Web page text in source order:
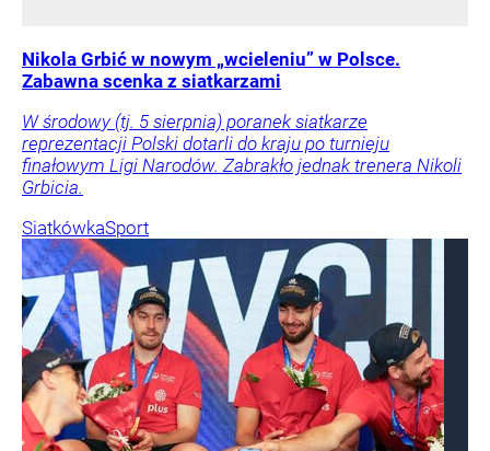
Nikola Grbić w nowym „wcieleniu” w Polsce.
Zabawna scenka z siatkarzami
W środowy (tj. 5 sierpnia) poranek siatkarze
reprezentacji Polski dotarli do kraju po turnieju
finałowym Ligi Narodów. Zabrakło jednak trenera Nikoli
Grbicia.
SiatkówkaSport